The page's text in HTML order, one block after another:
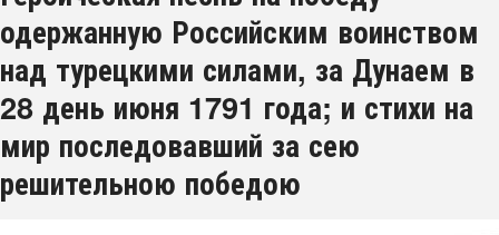
одержанную Российским воинством
над турецкими силами, за Дунаем в
28 день июня 1791 года; и стихи на
мир последовавший за сею
решительною победою